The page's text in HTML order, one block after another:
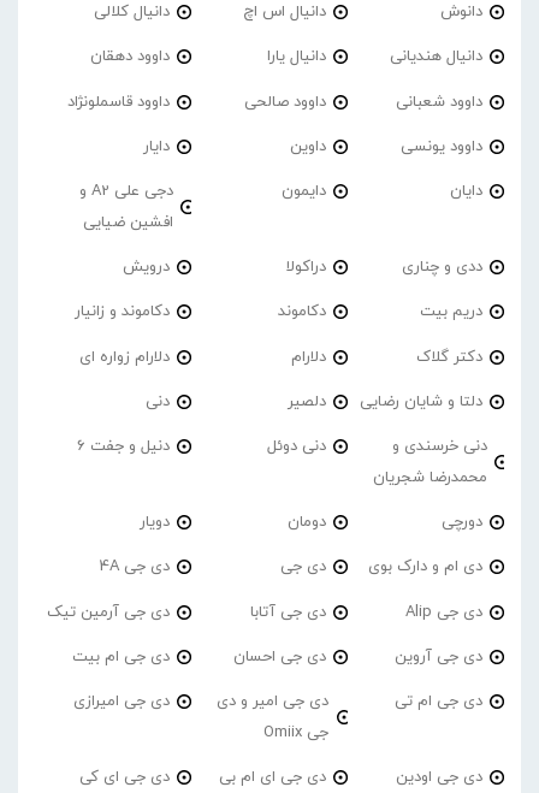
دانوش دانیال اس اچ دانیال کلالی
دانیال هندیانی دانیال یارا داوود دهقان
داوود شعبانی داوود صالحی داوود قاسملونژاد
داوود یونسی داوین دایار
دایان دایمون
دجی علی A2 و
افشین ضیایی
ددی و چناری دراکولا درویش
دریم بیت دکاموند دکاموند و زانیار
دکتر گلاک دلارام دلارام زواره ای
دلتا و شایان رضایی دلصیر دنی
دنی خرسندی و
محمدرضا شجریان
دنی دوئل دنیل و جفت 6
دورچی دومان دویار
دی ام و دارک بوی دی جی دی جی 4A
دی جی Alip دی جی آتابا دی جی آرمین تیک
دی جی آروین دی جی احسان دی جی ام بیت
دی جی ام تی
دی جی امیر و دی
جی Omiix
دی جی امیرازی
دی جی اودین دی جی ای ام بی دی جی ای کی